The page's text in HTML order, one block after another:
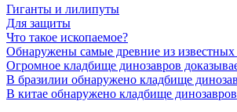
Гиганты и лилипуты
Для защиты
Что такое ископаемое?
Обнаружены самые древние из известных
Огромное кладбище динозавров
В бразилии обнаружено кладбище
В китае обнаружено кладбище динозавров